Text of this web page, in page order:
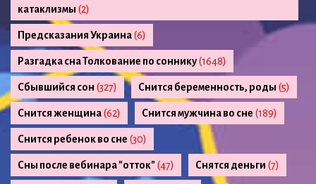
катаклизмы (2)
Предсказания Украина(6)
Разгадка сна Толкование по соннику(1648)
Сбывшийся сон (327) Снится беременность, роды (5)
Снится женщина(62) Снится мужчина во сне (189)
Снится ребенок во сне (30)
Сны после вебинара "отток"(47) Снятся деньги (7)